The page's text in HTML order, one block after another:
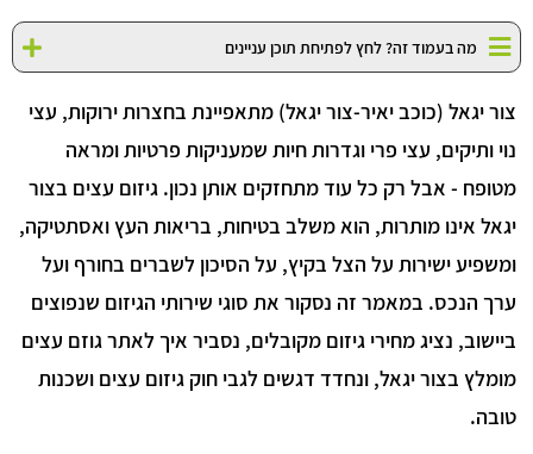
מה בעמוד זה? לחץ לפתיחת תוכן עניינים
צור יגאל (כוכב יאיר-צור יגאל) מתאפיינת בחצרות ירוקות, עצי
נוי ותיקים, עצי פרי וגדרות חיות שמעניקות פרטיות ומראה
מטופח - אבל רק כל עוד מתחזקים אותן נכון. גיזום עצים בצור
יגאל אינו מותרות, הוא משלב בטיחות, בריאות העץ ואסתטיקה,
ומשפיע ישירות על הצל בקיץ, על הסיכון לשברים בחורף ועל
ערך הנכס. במאמר זה נסקור את סוגי שירותי הגיזום שנפוצים
ביישוב, נציג מחירי גיזום מקובלים, נסביר איך לאתר גוזם עצים
מומלץ בצור יגאל, ונחדד דגשים לגבי חוק גיזום עצים ושכנות
טובה.